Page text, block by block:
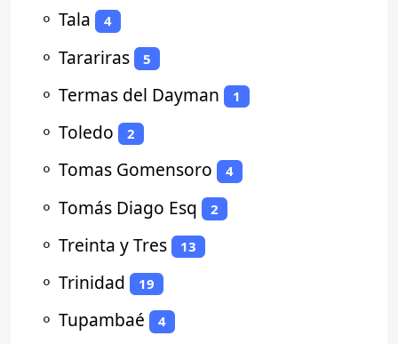
⚬ Tala 4
⚬ Tarariras 5
⚬ Termas del Dayman 1
⚬ Toledo 2
⚬ Tomas Gomensoro 4
⚬ Tomás Diago Esq 2
⚬ Treinta y Tres 13
⚬ Trinidad 19
⚬ Tupambaé 4